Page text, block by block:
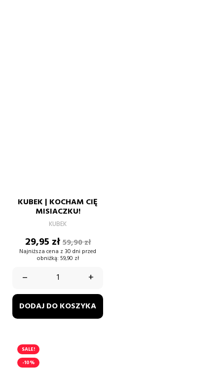
KUBEK | KOCHAM CIĘ
MISIACZKU!
KUBEK
Cena
29,95 złCena
podstawowa
59,90 zł
Najniższa cena z 30 dni przed
obniżką: 59,90 zł
– +
DODAJ DO KOSZYKA
SALE!
-10%